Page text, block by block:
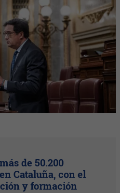
de 50.200
Cataluña, con el
y formación